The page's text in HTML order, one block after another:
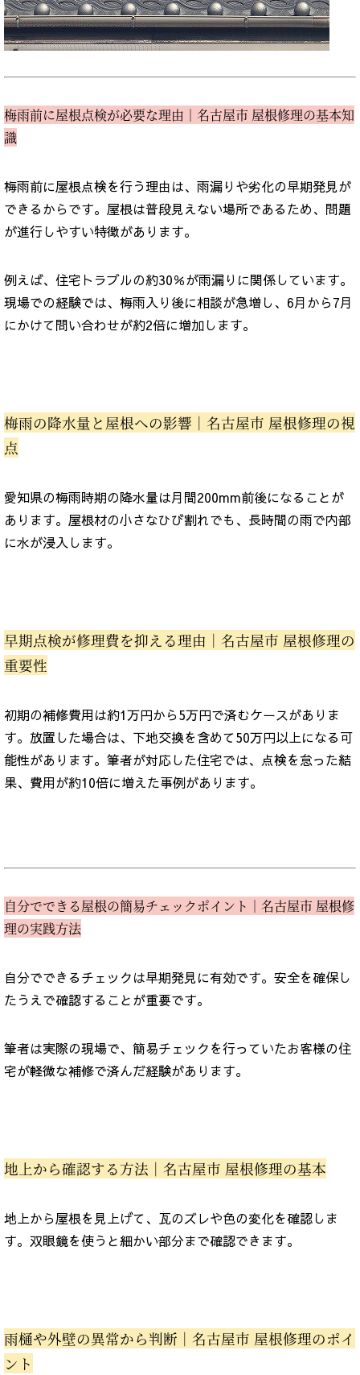
梅雨前に屋根点検が必要な理由｜名古屋市 屋根修理の基本知
識
梅雨前に屋根点検を行う理由は、雨漏りや劣化の早期発見が
できるからです。屋根は普段見えない場所であるため、問題
が進行しやすい特徴があります。
例えば、住宅トラブルの約30％が雨漏りに関係しています。
現場での経験では、梅雨入り後に相談が急増し、6月から7月
にかけて問い合わせが約2倍に増加します。
梅雨の降水量と屋根への影響｜名古屋市 屋根修理の視
点
愛知県の梅雨時期の降水量は月間200mm前後になることが
あります。屋根材の小さなひび割れでも、長時間の雨で内部
に水が浸入します。
早期点検が修理費を抑える理由｜名古屋市 屋根修理の
重要性
初期の補修費用は約1万円から5万円で済むケースがありま
す。放置した場合は、下地交換を含めて50万円以上になる可
能性があります。筆者が対応した住宅では、点検を怠った結
果、費用が約10倍に増えた事例があります。
自分でできる屋根の簡易チェックポイント｜名古屋市 屋根修
理の実践方法
自分でできるチェックは早期発見に有効です。安全を確保し
たうえで確認することが重要です。
筆者は実際の現場で、簡易チェックを行っていたお客様の住
宅が軽微な補修で済んだ経験があります。
地上から確認する方法｜名古屋市 屋根修理の基本
地上から屋根を見上げて、瓦のズレや色の変化を確認しま
す。双眼鏡を使うと細かい部分まで確認できます。
雨樋や外壁の異常から判断｜名古屋市 屋根修理のポイ
ント